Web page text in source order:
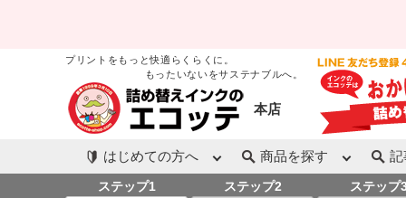
プリントをもっと快適らくらくに。
もったいないをサステナブルへ。
本店
はじめての方へ 商品を探す 記
ステップ1 ステップ2 ステップ